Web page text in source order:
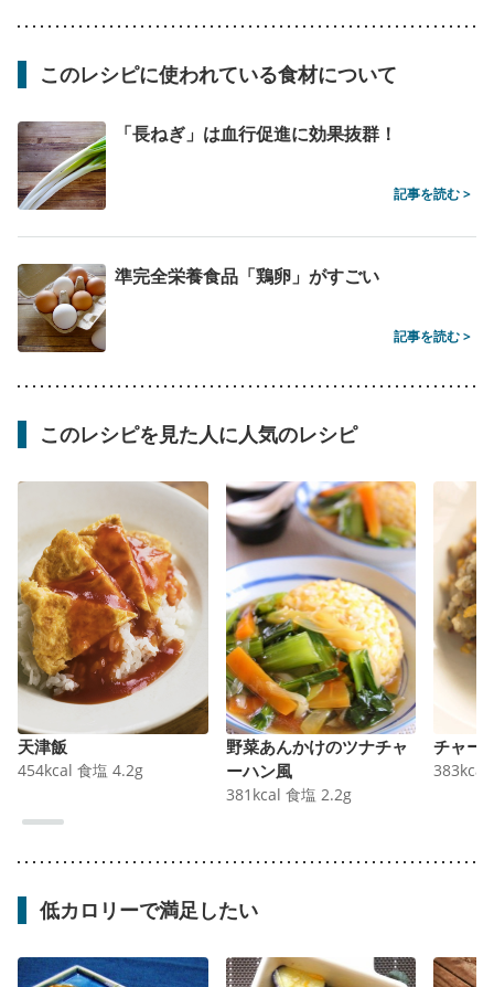
このレシピに使われている食材について
「長ねぎ」は血行促進に効果抜群！
記事を読む >
準完全栄養食品「鶏卵」がすごい
記事を読む >
このレシピを見た人に人気のレシピ
天津飯
454kcal 食塩 4.2g
野菜あんかけのツナチャ
ーハン風
381 kcal 食塩 2.2g
チャー
383kcal
低カロリーで満足したい